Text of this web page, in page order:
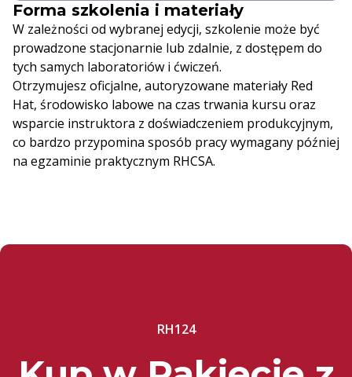
Forma szkolenia i materiały
W zależności od wybranej edycji, szkolenie może być
prowadzone stacjonarnie lub zdalnie, z dostępem do
tych samych laboratoriów i ćwiczeń.
Otrzymujesz oficjalne, autoryzowane materiały Red
Hat, środowisko labowe na czas trwania kursu oraz
wsparcie instruktora z doświadczeniem produkcyjnym,
co bardzo przypomina sposób pracy wymagany później
na egzaminie praktycznym RHCSA.
RH124